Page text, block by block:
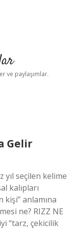
ve paylaşımlar.
Gelir
yıl seçilen kelime
kalıpları
anlamına
ne? RIZZ NE
“tarz, çekicilik